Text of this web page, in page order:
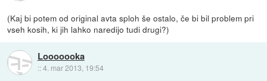
(Kaj bi potem od original avta sploh še ostalo, če bi bil problem pri
vseh kosih, ki jih lahko naredijo tudi drugi?)
Looooooka
::4. mar 2013, 19:54